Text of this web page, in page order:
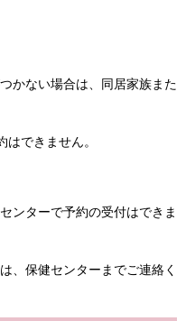
かない場合は、同居家族また
できません。
ンターで予約の受付はできま
、保健センターまでご連絡く